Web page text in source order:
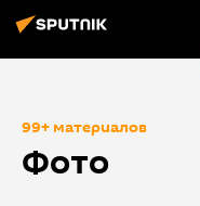
99+ материалов
Фото